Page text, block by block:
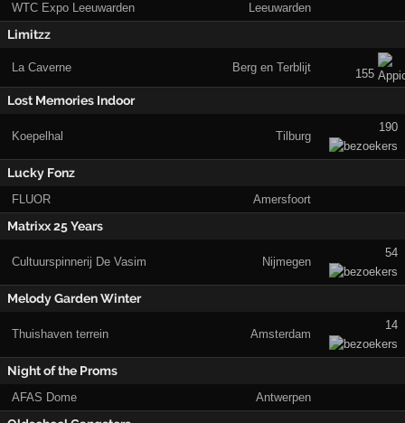
WTC Expo Leeuwarden Leeuwarden
Limitzz
La Caverne Berg en Terblijt 155
Lost Memories Indoor
Koepelhal Tilburg
190
Lucky Fonz
FLUOR Amersfoort
Matrixx 25 Years
Cultuurspinnerij De Vasim Nijmegen
54
Melody Garden Winter
Thuishaven terrein Amsterdam
14
Night of the Proms
AFAS Dome Antwerpen